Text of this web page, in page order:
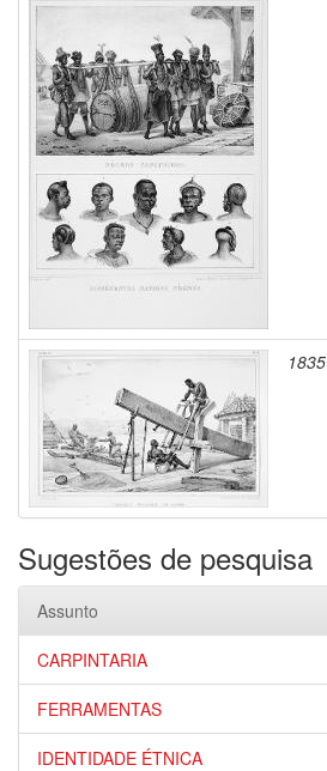
1835
Sugestões de pesquisa
Assunto
CARPINTARIA
FERRAMENTAS
IDENTIDADE ÉTNICA